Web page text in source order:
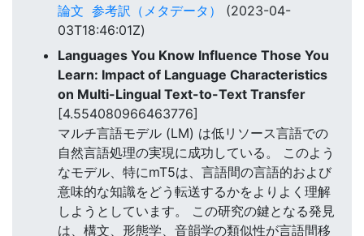
論文 参考訳（メタデータ）
(2023-04-
03T18:46:01Z)
Languages You Know Influence Those You
Learn: Impact of Language Characteristics
on Multi-Lingual Text-to-Text Transfer
[4.554080966463776]
マルチ言語モデル (LM) は低リソース言語での
自然言語処理の実現に成功している。 このよう
なモデル、特にmT5は、言語間の言語的および
意味的な知識をどう転送するかをよりよく理解
しようとしています。 この研究の鍵となる発見
は、構文、形態学、音韻学の類似性が言語間移